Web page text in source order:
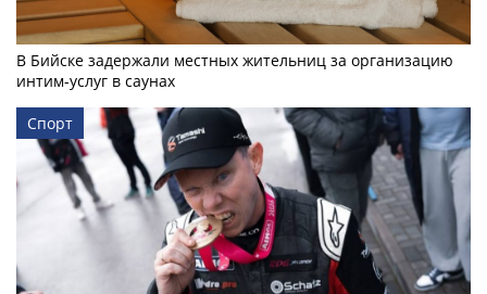
В Бийске задержали местных жительниц за организацию
интим-услуг в саунах
Спорт